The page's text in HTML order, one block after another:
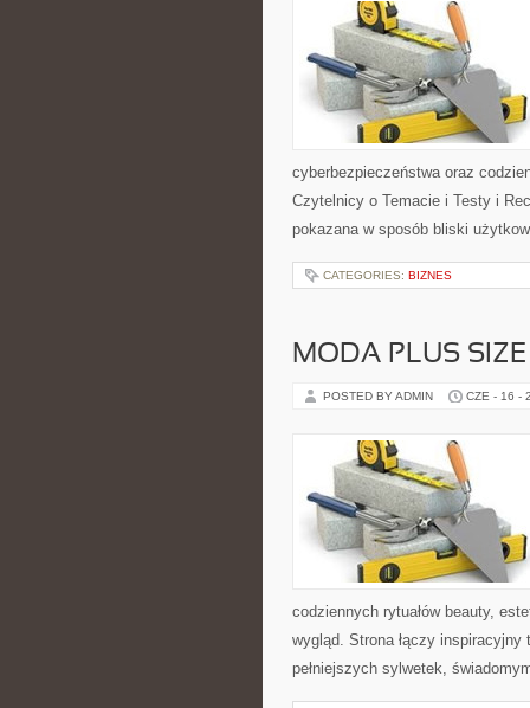
cyberbezpieczeństwa oraz
Czytelnicy o Temacie i Testy i
pokazana w sposób bliski
CATEGORIES: BIZNES
MODA PLUS
POSTED BY ADMIN CZE - 16 -
codziennych rytuałów beauty,
wygląd. Strona łączy
pełniejszych sylwetek,